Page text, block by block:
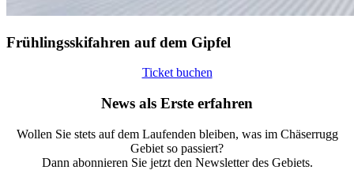
Frühlingsskifahren auf dem Gipfel
Ticket buchen
News als Erste erfahren
Wollen Sie stets auf dem Laufenden bleiben, was im Chäserrugg
Gebiet so passiert?
Dann abonnieren Sie jetzt den Newsletter des Gebiets.